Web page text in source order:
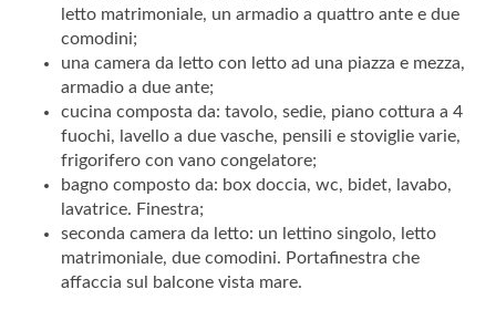
letto matrimoniale, un armadio a quattro ante e due
comodini;
una camera da letto con letto ad una piazza e mezza,
armadio a due ante;
cucina composta da: tavolo, sedie, piano cottura a 4
fuochi, lavello a due vasche, pensili e stoviglie varie,
frigorifero con vano congelatore;
bagno composto da: box doccia, wc, bidet, lavabo,
lavatrice. Finestra;
seconda camera da letto: un lettino singolo, letto
matrimoniale, due comodini. Portafinestra che
affaccia sul balcone vista mare.